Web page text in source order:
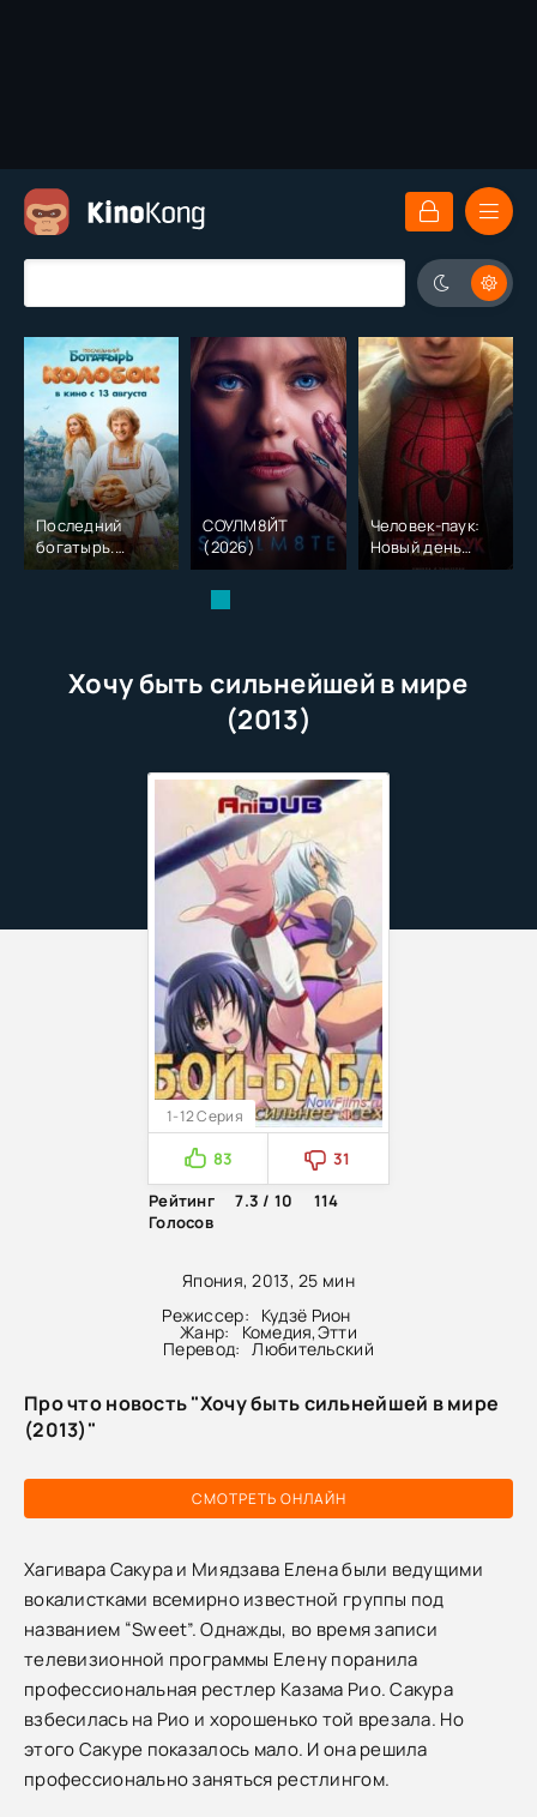
Последний
богатырь.
Колобок (2026)
СОУЛМ8ЙТ
(2026)
Человек-паук:
Новый день
(2026)
Хочу быть сильнейшей в мире
(2013)
Япония, 2013, 25 мин
Режиссер:
Кудзё Рион
Жанр: Комедия,Этти
Перевод: Любительский
1-12 Серия
83
31
Рейтинг
7.3 / 10
114
Голосов
СМОТРЕТЬ ОНЛАЙН
Про что новость "Хочу быть сильнейшей в мире
(2013)"
Хагивара Сакура и Миядзава Елена были ведущими
вокалистками всемирно известной группы под
названием “Sweet”. Однажды, во время записи
телевизионной программы Елену поранила
профессиональная рестлер Казама Рио. Сакура
взбесилась на Рио и хорошенько той врезала. Но
этого Сакуре показалось мало. И она решила
профессионально заняться рестлингом.